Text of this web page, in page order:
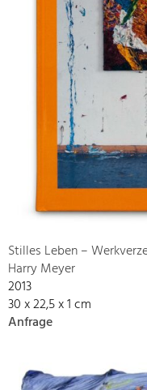
Stilles Leben –
Harry Meyer
2013
30 x 22,5 x 1 cm
Anfrage